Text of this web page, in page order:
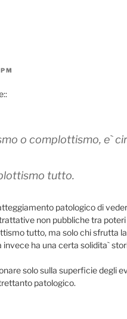
o complottismo, e`
tutto.
patologico di
non pubbliche tra
tutto, ma solo chi sfrutta
invece ha una certa solidita`
solo sulla superficie degli
patologico.